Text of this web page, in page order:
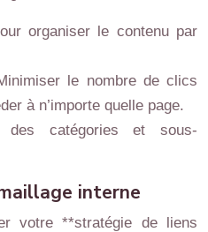
organiser le contenu par
le nombre de clics
à n’importe quelle page.
des catégories et sous-
interne
votre **stratégie de liens